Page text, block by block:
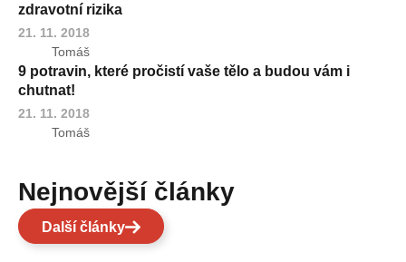
zdravotní rizika
21. 11. 2018
Tomáš
9 potravin, které pročistí vaše tělo a budou vám i
chutnat!
21. 11. 2018
Tomáš
Nejnovější články
Další články